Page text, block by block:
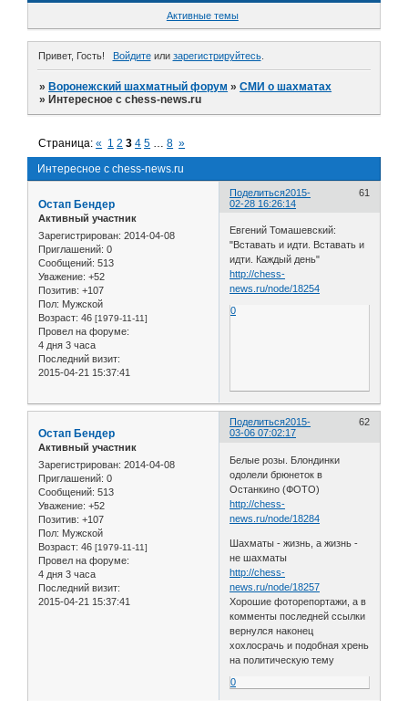
Активные темы
Привет, Гость! Войдитеили зарегистрируйтесь.
»Воронежский шахматный форум »СМИ о шахматах
»Интересное с chess-news.ru
Интересное с chess-news.ru
Страница:« 1 2 3 4 5 … 8 »
Поделиться 61
2015-
02-28 16:26:14
Остап Бендер
Активный участник
Зарегистрирован: 2014-04-08
Приглашений: 0
Сообщений: 513
Уважение: +52
Позитив: +107
Пол: Мужской
Возраст: 46 [1979-11-11]
Провел на форуме:
4 дня 3 часа
Последний визит:
2015-04-21 15:37:41
Евгений Томашевский:
"Вставать и идти. Вставать и
идти. Каждый день"
http://chess-
news.ru/node/18254
0
Поделиться 62
2015-
03-06 07:02:17
Остап Бендер
Активный участник
Зарегистрирован: 2014-04-08
Приглашений: 0
Сообщений: 513
Уважение: +52
Позитив: +107
Пол: Мужской
Возраст: 46 [1979-11-11]
Провел на форуме:
4 дня 3 часа
Последний визит:
2015-04-21 15:37:41
Белые розы. Блондинки
одолели брюнеток в
Останкино (ФОТО)
http://chess-
news.ru/node/18284
Шахматы - жизнь, а жизнь -
не шахматы
http://chess-
news.ru/node/18257
Хорошие фоторепортажи, а в
комменты последней ссылки
вернулся наконец
хохлосрачь и подобная хрень
на политическую тему
0